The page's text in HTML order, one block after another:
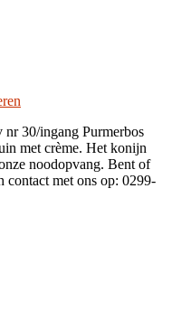
nr 30/ingang Purmerbos
met crème. Het konijn
noodopvang. Bent of
contact met ons op: 0299-